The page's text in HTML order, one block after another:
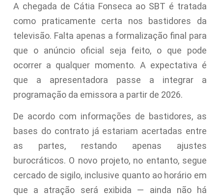
A chegada de Cátia Fonseca ao SBT é tratada
como praticamente certa nos bastidores da
televisão. Falta apenas a formalização final para
que o anúncio oficial seja feito, o que pode
ocorrer a qualquer momento. A expectativa é
que a apresentadora passe a integrar a
programação da emissora a partir de 2026.
De acordo com informações de bastidores, as
bases do contrato já estariam acertadas entre
as partes, restando apenas ajustes
burocráticos. O novo projeto, no entanto, segue
cercado de sigilo, inclusive quanto ao horário em
que a atração será exibida — ainda não há